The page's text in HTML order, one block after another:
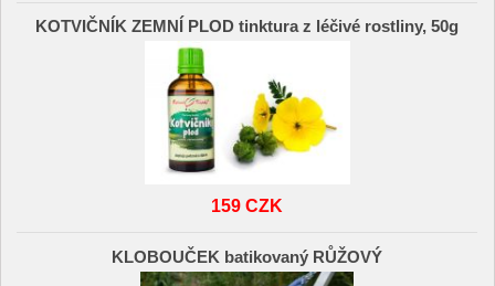
KOTVIČNÍK ZEMNÍ PLOD tinktura z léčivé rostliny, 50g
159 CZK
KLOBOUČEK batikovaný RŮŽOVÝ